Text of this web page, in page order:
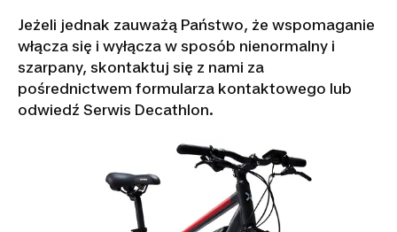
Jeżeli jednak zauważą Państwo, że wspomaganie
włącza się i wyłącza w sposób nienormalny i
szarpany, skontaktuj się z nami za
pośrednictwem formularza kontaktowego lub
odwiedź Serwis Decathlon.